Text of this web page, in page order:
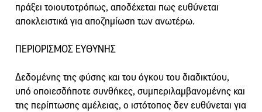
πράξει τοιουτοτρόπως, αποδέχεται πως ευθύνεται
αποκλειστικά για αποζημίωση των ανωτέρω.
ΠΕΡΙΟΡΙΣΜΟΣ ΕΥΘΥΝΗΣ
Δεδομένης της φύσης και του όγκου του διαδικτύου,
υπό οποιεσδήποτε συνθήκες, συμπεριλαμβανομένης και
της περίπτωσης αμέλειας, ο ιστότοπος δεν ευθύνεται για